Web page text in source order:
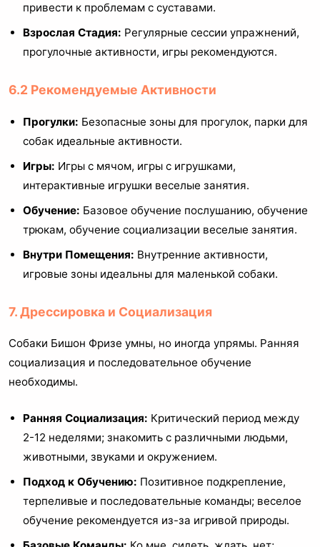
привести к проблемам с суставами.
Взрослая Стадия: Регулярные сессии упражнений,
прогулочные активности, игры рекомендуются.
6.2 Рекомендуемые Активности
Прогулки: Безопасные зоны для прогулок, парки для
собак идеальные активности.
Игры: Игры с мячом, игры с игрушками,
интерактивные игрушки веселые занятия.
Обучение: Базовое обучение послушанию, обучение
трюкам, обучение социализации веселые занятия.
Внутри Помещения: Внутренние активности,
игровые зоны идеальны для маленькой собаки.
7. Дрессировка и Социализация
Собаки Бишон Фризе умны, но иногда упрямы. Ранняя
социализация и последовательное обучение
необходимы.
Ранняя Социализация: Критический период между
2-12 неделями; знакомить с различными людьми,
животными, звуками и окружением.
Подход к Обучению: Позитивное подкрепление,
терпеливые и последовательные команды; веселое
обучение рекомендуется из-за игривой природы.